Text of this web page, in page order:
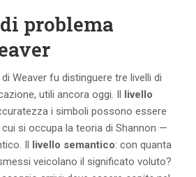
problema
Weaver fu distinguere tre livelli di
utili ancora oggi. Il livello
i simboli possono essere
si occupa la teoria di Shannon —
Il livello semantico: con quanta
veicolano il significato voluto?